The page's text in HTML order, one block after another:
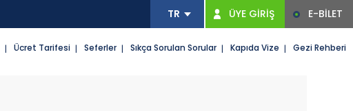
ÜYE GİRİŞ E-BİLET
Ücret Tarifesi Seferler Sıkça Sorulan Sorular Kapıda Vize Gezi Rehberi